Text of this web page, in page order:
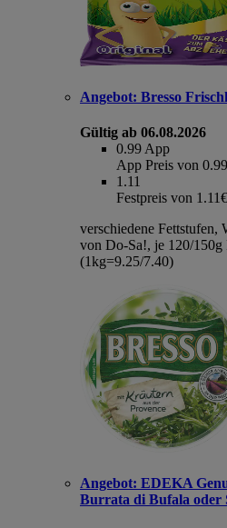
Angebot: Bresso
Gültig ab 06.08.2026
0.99 App
App Preis von
1.11
Festpreis von 1.11€
verschiedene Fettstufen,
von Do-Sa!, je 120/150g
(1kg=9.25/7.40)
Angebot: EDEKA
Burrata di Bufala oder